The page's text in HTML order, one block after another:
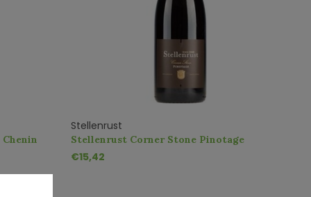
Stellenrust
Stellenrust Corner Stone Pinotage
€15,42